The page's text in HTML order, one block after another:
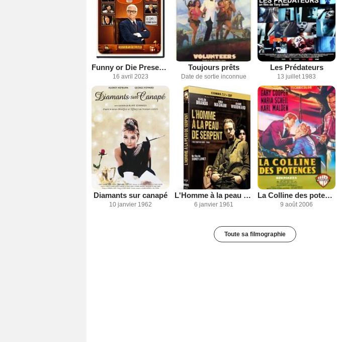
Funny or Die Presents...
16 avril 2023
Toujours prêts
Date de sortie inconnue
Les Prédateurs
13 juillet 1983
Diamants sur canapé
10 janvier 1962
L'Homme à la peau de serpent
6 janvier 1961
La Colline des potences
9 août 2006
Toute sa filmographie